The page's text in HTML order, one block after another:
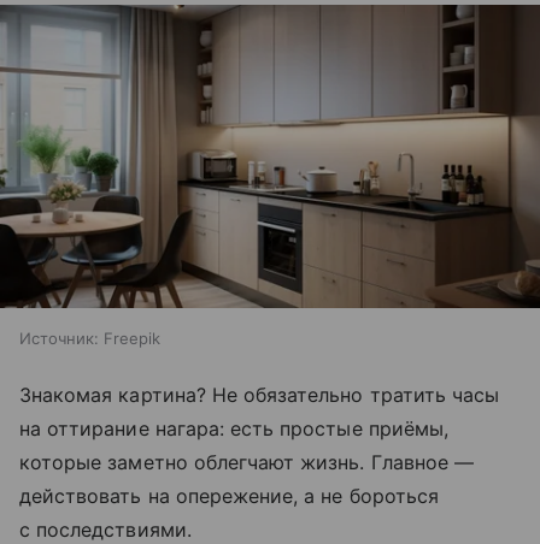
Источник: Freepik
Знакомая картина? Не обязательно тратить часы
на оттирание нагара: есть простые приёмы,
которые заметно облегчают жизнь. Главное —
действовать на опережение, а не бороться
с последствиями.